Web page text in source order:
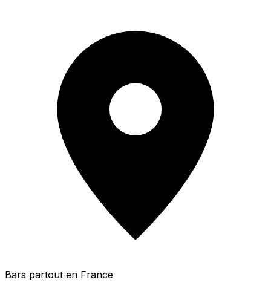
Bars partout en France